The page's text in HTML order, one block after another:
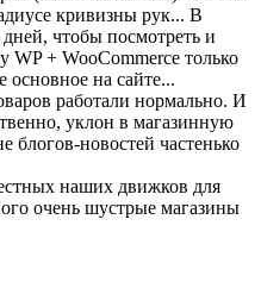
кривизны рук... В
чтобы посмотреть и
WP + WooCommerce только
основное на сайте...
работали нормально. И
уклон в магазинную
блогов-новостей частенько
наших движков для
очень шустрые магазины